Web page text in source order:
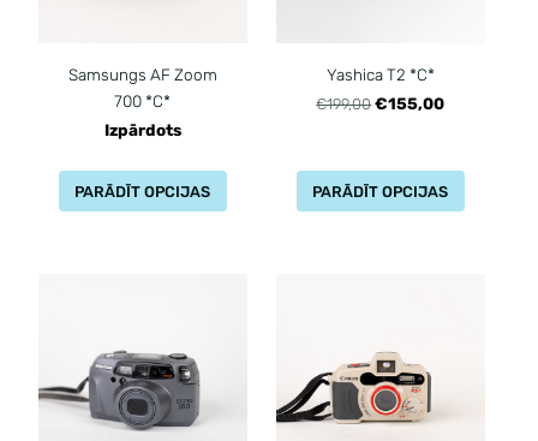
Samsungs AF Zoom
700 *C*
Izpārdots
PARĀDĪT OPCIJAS
Yashica T2 *C*
€199,00 €155,00
PARĀDĪT OPCIJAS